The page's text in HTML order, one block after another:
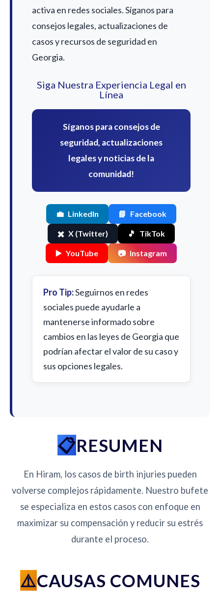
activa en redes sociales. Síganos para
consejos legales, actualizaciones de
casos y recursos de seguridad en
Georgia.
Siga Nuestra Experiencia Legal en
Línea
Síganos para consejos de
seguridad, actualizaciones
legales y noticias de la
comunidad!
💼 LinkedIn 📘 Facebook
✖️ X (Twitter) 🎵 TikTok
▶️ YouTube 📷 Instagram
Pro Tip:Seguirnos en redes
sociales puede ayudarle a
mantenerse informado sobre
cambios en las leyes de Georgia que
podrían afectar el valor de su caso y
sus opciones legales.
RESUMEN
En Hiram, los casos de birth injuries pueden
volverse complejos rápidamente. Nuestro bufete
se especializa en estos casos con enfoque en
maximizar su compensación y reducir su estrés
durante el proceso.
CAUSAS COMUNES